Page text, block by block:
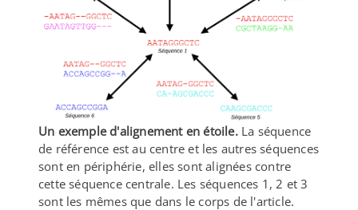
Un exemple d'alignement en étoile.La séquence
de référence est au centre et les autres séquences
sont en périphérie, elles sont alignées contre
cette séquence centrale. Les séquences 1, 2 et 3
sont les mêmes que dans le corps de l'article.